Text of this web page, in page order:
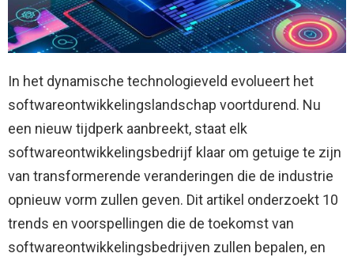
In het dynamische technologieveld evolueert het
softwareontwikkelingslandschap voortdurend. Nu
een nieuw tijdperk aanbreekt, staat elk
softwareontwikkelingsbedrijf klaar om getuige te zijn
van transformerende veranderingen die de industrie
opnieuw vorm zullen geven. Dit artikel onderzoekt 10
trends en voorspellingen die de toekomst van
softwareontwikkelingsbedrijven zullen bepalen, en